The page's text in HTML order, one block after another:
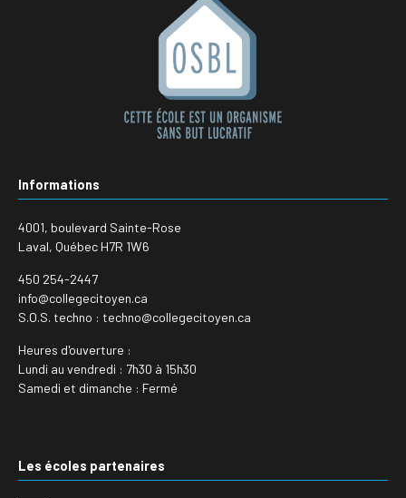
Informations
4001, boulevard Sainte-Rose
Laval, Québec H7R 1W6
450 254-2447
info@collegecitoyen.ca
S.O.S. techno : techno@collegecitoyen.ca
Heures d'ouverture :
Lundi au vendredi : 7h30 à 15h30
Samedi et dimanche : Fermé
Les écoles partenaires